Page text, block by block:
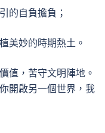
的自負擔負；
美妙的時期熱土。
值，苦守文明陣地。
開啟另一個世界，我